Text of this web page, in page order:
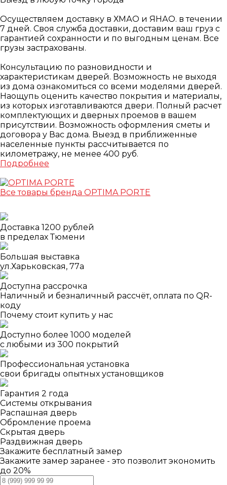
Осуществляем доставку в ХМАО и ЯНАО. в течении
7 дней. Своя служба доставки, доставим ваш груз с
гарантией сохранности и по выгодным ценам. Все
грузы застрахованы.
Консультацию по разновидности и
характеристикам дверей. Возможность не выходя
из дома ознакомиться со всеми моделями дверей.
Наощупь оценить качество покрытия и материалы,
из которых изготавливаются двери. Полный расчет
комплектующих и дверных проемов в вашем
присутствии. Возможность оформления сметы и
договора у Вас дома. Выезд в приближенные
населенные пункты рассчитывается по
километражу, не менее 400 руб.
Подробнее
Все товары бренда OPTIMA PORTE
Доставка 1200 рублей
в пределах Тюмени
Большая выставка
ул.Харьковская, 77а
Доступна рассрочка
Наличный и безналичный рассчёт, оплата по QR-
коду
Почему стоит купить у нас
Доступно более 1000 моделей
с любыми из 300 покрытий
Профессиональная установка
свои бригады опытных установщиков
Гарантия 2 года
Системы открывания
Распашная дверь
Обромление проема
Скрытая дверь
Раздвижная дверь
Закажите бесплатный замер
Закажите замер заранее - это позволит экономить
до 20%